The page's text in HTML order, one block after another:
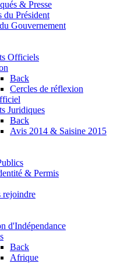
& Presse
du Président
Gouvernement
Officiels
Back
Cercles de réflexion
Juridiques
Back
Avis 2014 & Saisine 2015
& Permis
rejoindre
d'Indépendance
Back
Afrique